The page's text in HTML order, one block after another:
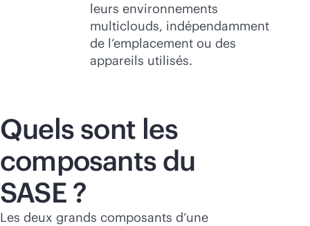
leurs environnements
multiclouds, indépendamment
de l’emplacement ou des
appareils utilisés.
Quels sont les
composants du
SASE ?
Les deux grands composants d’une